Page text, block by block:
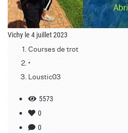
Vichy le 4 juillet 2023
Courses de trot
•
Loustic03
5573
0
0